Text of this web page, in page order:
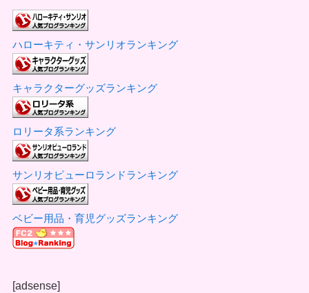
ハローキティ・サンリオランキング
キャラクターグッズランキング
ロリータ系ランキング
サンリオピューロランドランキング
ベビー用品・育児グッズランキング
[adsense]